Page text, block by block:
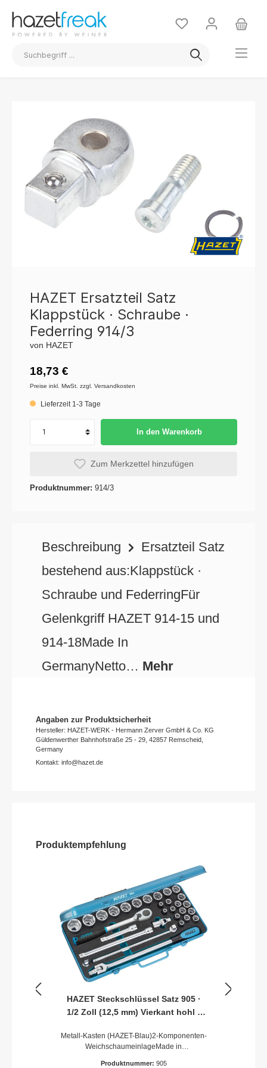
HAZET Ersatzteil Satz
Klappstück · Schraube ·
Federring 914/3
von HAZET
18,73 €
Preise inkl. MwSt. zzgl. Versandkosten
Lieferzeit 1-3 Tage
In den Warenkorb
Zum Merkzettel hinzufügen
Produktnummer: 914/3
Beschreibung
Ersatzteil Satz
bestehend aus:Klappstück ·
Schraube und FederringFür
Gelenkgriff HAZET 914-15 und
914-18Made In
GermanyNetto… Mehr
Angaben zur Produktsicherheit
Hersteller: HAZET-WERK - Hermann Zerver GmbH & Co. KG
Güldenwerther Bahnhofstraße 25 - 29, 42857 Remscheid,
Germany
Kontakt: info@hazet.de
Produktempfehlung
HAZET Steckschlüssel Satz 905 ·
1/2 Zoll (12,5 mm) Vierkant hohl ·
2x13 · 8–32
Metall-Kasten (HAZET-Blau)2-Komponenten-
WeichschaumeinlageMade in
Produktnummer: 905